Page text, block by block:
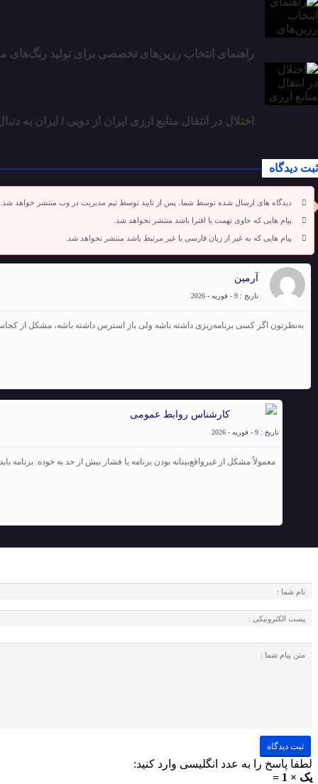
راهنمای انتخاب رزین‌های تخصصی برای تولید رنگ‌های
اختلال در انتقال منابع ارزی ایران از دوبی / ایران به
ثبت دیدگاه
دیدگاه های ارسال شده توسط شما، پس از تایید توسط تیم مدیریت در وب منتشر خواهد شد.
پیام هایی که حاوی تهمت یا افترا باشد منتشر نخواهد شد.
پیام هایی که به غیر از زبان فارسی یا غیر مرتبط باشد منتشر نخواهد شد.
آرمین
تاریخ : 9 - فوریه - 2026
به‌نظرتون اگر کسی برنامه‌ریزی داشته باشه ولی باز استرس داشته باشه، مشکل از
کارشناس روابط عمومی
تاریخ : 9 - فوریه - 2026
معمولاً مشکل از غیرواقع‌بینانه بودن برنامه یا فشار بیش از حد به خوده. برنامه
لطفا پاسخ را به عدد انگلیسی وارد کنید:
یک × 1 =